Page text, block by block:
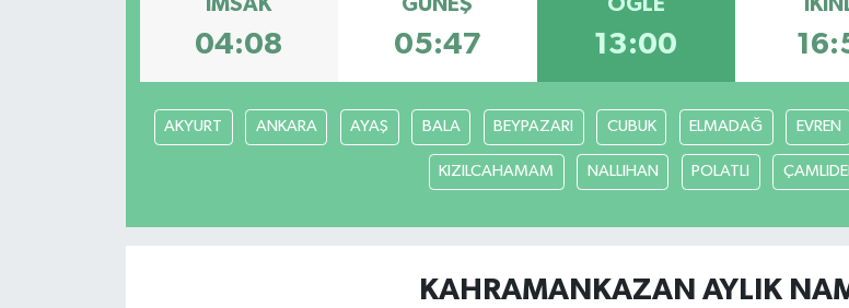
İMSAK
04:08
GÜNEŞ
05:47
ÖĞLE
13:00
AKYURT ANKARA AYAŞ BALA BEYPAZARI CUBUK ELMADAĞ EVREN
KIZILCAHAMAM NALLIHAN POLATLI
KAHRAMANKAZAN AYLIK